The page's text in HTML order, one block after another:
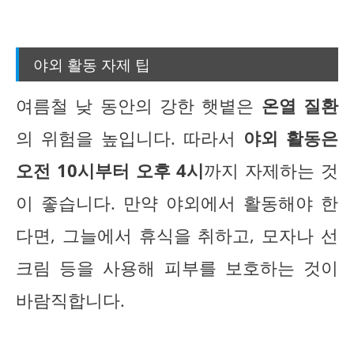
야외 활동 자제 팁
여름철 낮 동안의 강한 햇볕은 온열 질환
의 위험을 높입니다. 따라서 야외 활동은
오전 10시부터 오후 4시까지 자제하는 것
이 좋습니다. 만약 야외에서 활동해야 한
다면, 그늘에서 휴식을 취하고, 모자나 선
크림 등을 사용해 피부를 보호하는 것이
바람직합니다.